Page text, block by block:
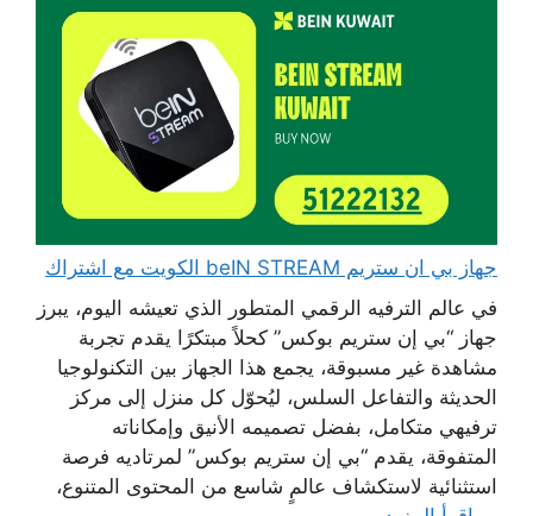
جهاز بي ان ستريم beIN STREAM الكويت مع اشتراك
في عالم الترفيه الرقمي المتطور الذي تعيشه اليوم، يبرز
جهاز “بي إن ستريم بوكس” كحلاً مبتكرًا يقدم تجربة
مشاهدة غير مسبوقة، يجمع هذا الجهاز بين التكنولوجيا
الحديثة والتفاعل السلس، ليُحوّل كل منزل إلى مركز
ترفيهي متكامل، بفضل تصميمه الأنيق وإمكاناته
المتفوقة، يقدم “بي إن ستريم بوكس” لمرتاديه فرصة
استثنائية لاستكشاف عالمٍ شاسع من المحتوى المتنوع،